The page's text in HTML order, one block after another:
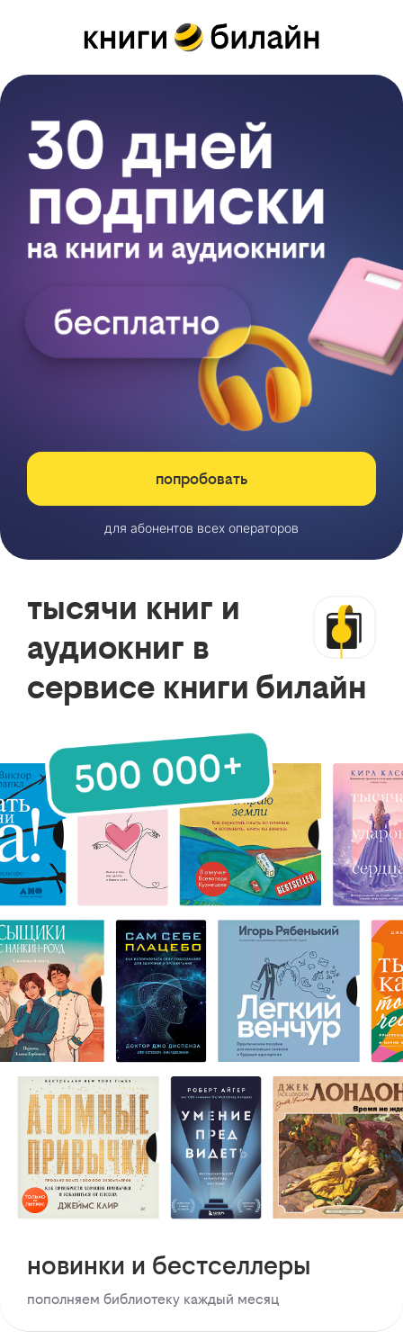
попробовать
для абонентов всех операторов
тысячи книг и
аудиокниг в
сервисе книги билайн
новинки и бестселлеры
пополняем библиотеку каждый месяц